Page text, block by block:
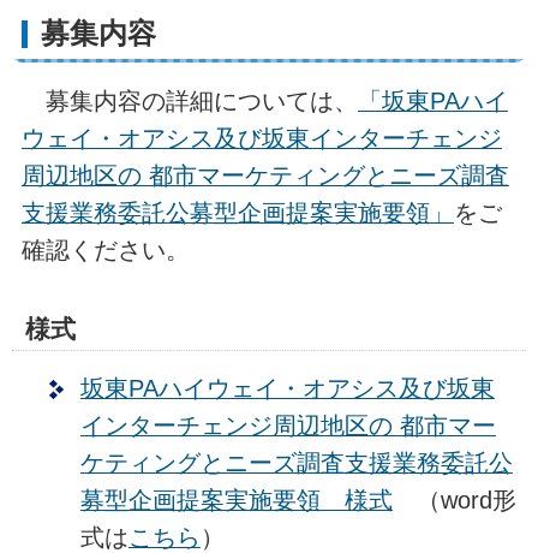
募集内容
募集内容の詳細については、
「坂東PAハイ
ウェイ・オアシス及び坂東インターチェンジ
周辺地区の 都市マーケティングとニーズ調査
支援業務委託公募型企画提案実施要領」 をご
確認ください。
様式
坂東PAハイウェイ・オアシス及び坂東
インターチェンジ周辺地区の 都市マー
ケティングとニーズ調査支援業務委託公
募型企画提案実施要領 様式（word形
式はこちら ）